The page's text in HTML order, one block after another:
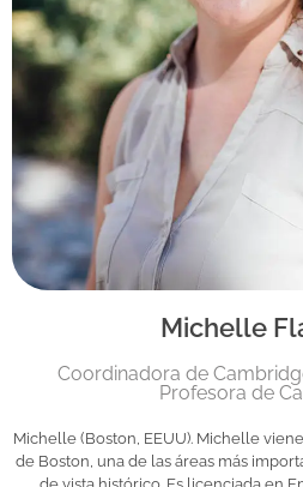
Michelle
Coordinadora de
Profesora de
Michelle (Boston, EEUU). Michelle
de Boston, una de las áreas más